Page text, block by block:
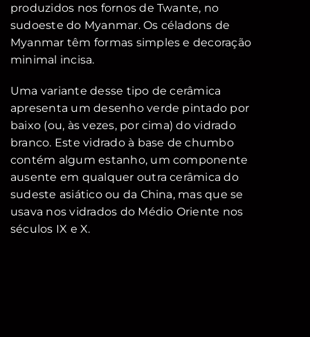
produzidos nos fornos de Twante, no
sudoeste do Myanmar. Os céladons de
Myanmar têm formas simples e decoração
minimal incisa.
Uma variante desse tipo de cerâmica
apresenta um desenho verde pintado por
baixo (ou, às vezes, por cima) do vidrado
branco. Este vidrado à base de chumbo
contém algum estanho, um componente
ausente em qualquer outra cerâmica do
sudeste asiático ou da China, mas que se
usava nos vidrados do Médio Oriente nos
séculos IX e X.